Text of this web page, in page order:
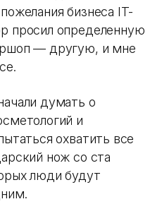
бизнеса IT-
просил определенную
— другую, и мне
думать о
и
охватить все
нож со ста
люди будут